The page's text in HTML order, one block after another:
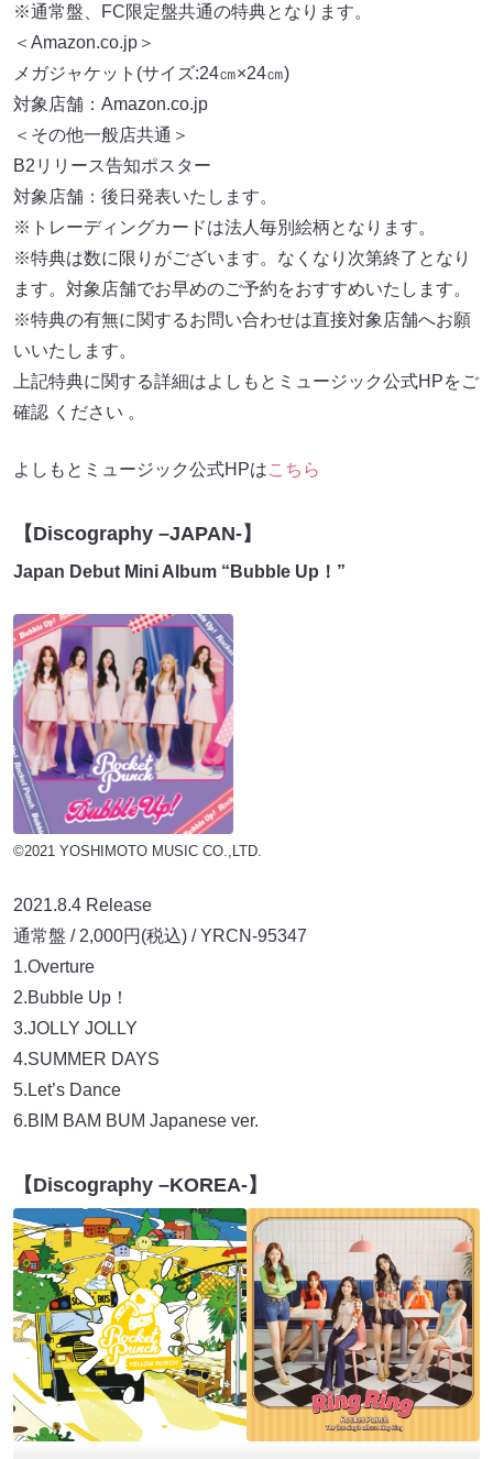
※通常盤、FC限定盤共通の特典となります。
＜Amazon.co.jp＞
メガジャケット(サイズ:24㎝×24㎝)
対象店舗：Amazon.co.jp
＜その他一般店共通＞
B2リリース告知ポスター
対象店舗：後日発表いたします。
※トレーディングカードは法人毎別絵柄となります。
※特典は数に限りがございます。なくなり次第終了となり
ます。対象店舗でお早めのご予約をおすすめいたします。
※特典の有無に関するお問い合わせは直接対象店舗へお願
いいたします。
上記特典に関する詳細はよしもとミュージック公式HPをご
確認 ください 。
よしもとミュージック公式HPはこちら
【Discography –JAPAN-】
Japan Debut Mini Album “Bubble Up！”
©2021 YOSHIMOTO MUSIC CO.,LTD.
2021.8.4 Release
通常盤 / 2,000円(税込) / YRCN-95347
1.Overture
2.Bubble Up！
3.JOLLY JOLLY
4.SUMMER DAYS
5.Let’s Dance
6.BIM BAM BUM Japanese ver.
【Discography –KOREA-】